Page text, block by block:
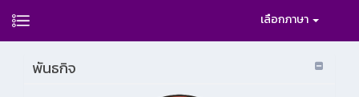
เลือกภาษา
พันธกิจ